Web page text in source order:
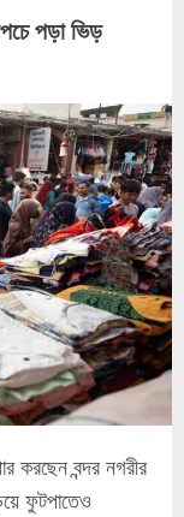
পড়া ভিড়
করছেন বন্দর নগরীর
ফুটপাতেও